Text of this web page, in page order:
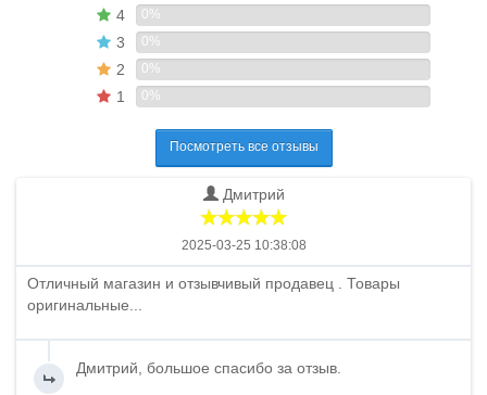
4 0%
3 0%
2 0%
1 0%
Посмотреть все отзывы
Дмитрий
2025-03-25 10:38:08
Отличный магазин и отзывчивый продавец . Товары
оригинальные...
Дмитрий, большое спасибо за отзыв.